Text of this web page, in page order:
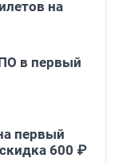
на
в первый
первый
600 ₽